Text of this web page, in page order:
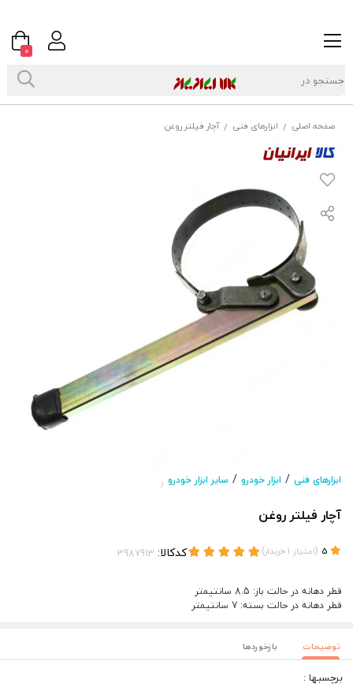
صفحه اصلی / ابزارهای فنی / آچار فیلتر روغن
ابزارهای فنی / ابزار خودرو / سایر ابزار خودرو /
آچار فیلتر روغن
(امتیاز 1خریدار) کدکالا:
قطر دهانه در حالت باز: 8.5 سانتیمتر
قطر دهانه در حالت بسته: 7 سانتیمتر
توضیحات بازخوردها
برچسبها :
0